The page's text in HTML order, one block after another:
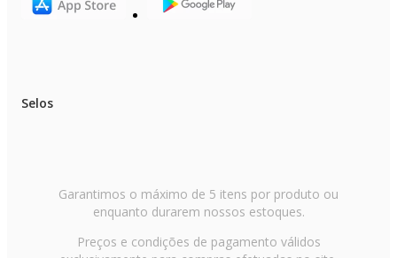
Selos
Garantimos o máximo de 5 itens por produto ou
enquanto durarem nossos estoques.
Preços e condições de pagamento válidos